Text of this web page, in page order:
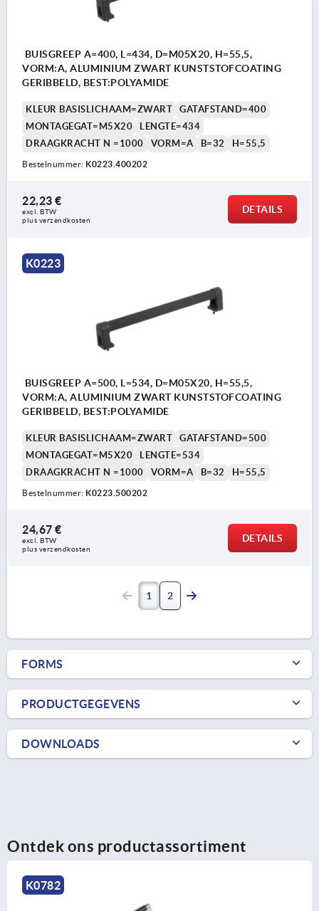
BUISGREEP A=400, L=434, D=M05X20, H=55,5,
VORM:A, ALUMINIUM ZWART KUNSTSTOFCOATING
GERIBBELD, BEST:POLYAMIDE
KLEUR BASISLICHAAM=ZWART
GATAFSTAND=400
MONTAGEGAT=M5X20
LENGTE=434
DRAAGKRACHT N =1000
VORM=A B=32 H=55,5
Bestelnummer: K0223.400202
22,23 €
excl. BTW
plus verzendkosten
DETAILS
K0223
BUISGREEP A=500, L=534, D=M05X20, H=55,5,
VORM:A, ALUMINIUM ZWART KUNSTSTOFCOATING
GERIBBELD, BEST:POLYAMIDE
KLEUR BASISLICHAAM=ZWART
GATAFSTAND=500
MONTAGEGAT=M5X20
LENGTE=534
DRAAGKRACHT N =1000
VORM=A B=32 H=55,5
Bestelnummer: K0223.500202
24,67 €
excl. BTW
plus verzendkosten
DETAILS
1 2
FORMS
PRODUCTGEGEVENS
DOWNLOADS
Ontdek ons productassortiment
K0782